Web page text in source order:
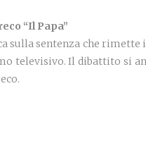
“Il Papa”
sulla sentenza che rimette
televisivo. Il dibattito si